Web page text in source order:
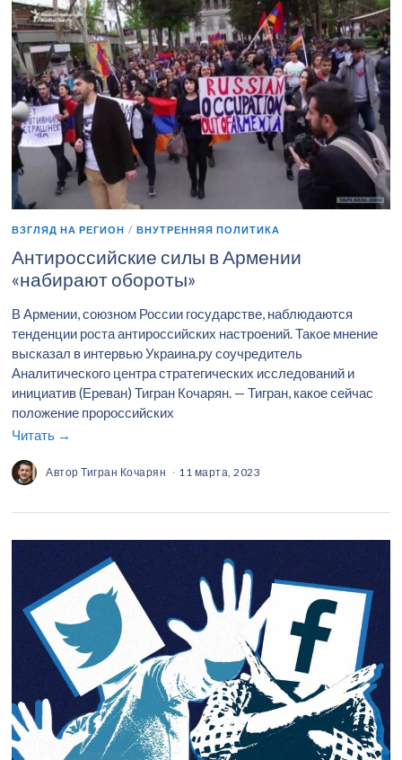
ВЗГЛЯД НА РЕГИОН / ВНУТРЕННЯЯ ПОЛИТИКА
Антироссийские силы в Армении
«набирают обороты»
В Армении, союзном России государстве, наблюдаются
тенденции роста антироссийских настроений. Такое мнение
высказал в интервью Украина.ру соучредитель
Аналитического центра стратегических исследований и
инициатив (Ереван) Тигран Кочарян. — Тигран, какое сейчас
положение пророссийских
Читать →
АвторТигран Кочарян 11 марта, 2023